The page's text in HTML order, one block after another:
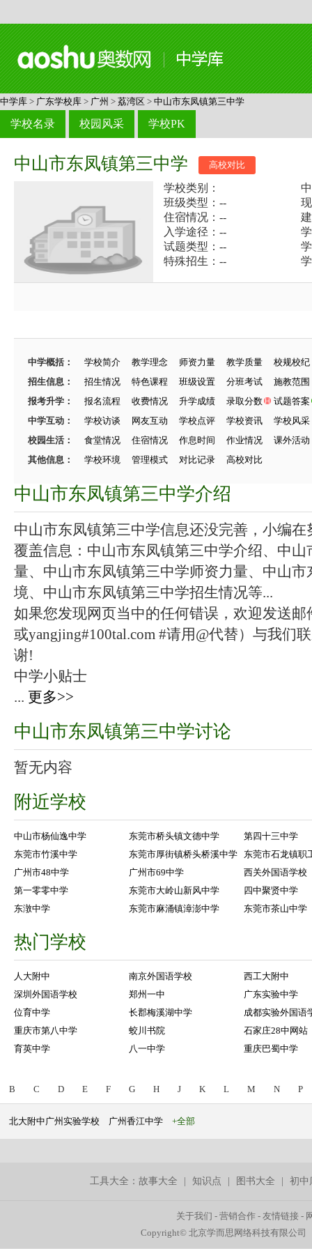
中学库 > 广东学校库 > 广州 > 荔湾区 > 中山市东凤镇第三中学
学校名录 校园风采 学校PK
中山市东凤镇第三中学 高校对比
学校类别：
班级类型：--
住宿情况：--
入学途径：--
试题类型：--
特殊招生：--
中学概括： 学校简介 教学理念 师资力量 教学质量
校规校纪
招生信息：
招生情况 特色课程 班级设置 分班考试
施教范围
报考升学：
报名流程 收费情况 升学成绩 录取分数
试题答案
中学互动：
学校访谈 网友互动 学校点评 学校资讯
学校风采
校园生活：
食堂情况 住宿情况 作息时间 作业情况
课外活动
其他信息：
学校环境 管理模式 对比记录 高校对比
中山市东凤镇第三中学介绍
中山市东凤镇第三中学信息还没完善，小编在
覆盖信息：中山市东凤镇第三中学介绍、中
量、中山市东凤镇第三中学师资力量、中山
境、中山市东凤镇第三中学招生情况等...
如果您发现网页当中的任何错误，欢迎发送邮
或yangjing#100tal.com #请用@代替）与我们
谢!
中学小贴士
... 更多>>
中山市东凤镇第三中学讨论
暂无内容
附近学校
中山市杨仙逸中学 东莞市桥头镇文德中学
第四十三中学
东莞市竹溪中学
东莞市厚街镇桥头桥溪中学
东莞市石龙镇职
广州市48中学
广州市69中学
西关外国语学校
第一零零中学
东莞市大岭山新风中学
四中聚贤中学
东潡中学
东莞市麻涌镇漳澎中学 东莞市茶山中学
热门学校
人大附中 南京外国语学校
西工大附中
深圳外国语学校
郑州一中
广东实验中学
位育中学
长郡梅溪湖中学
成都实验外国语
重庆市第八中学
蛟川书院
石家庄28中网站
育英中学
八一中学 重庆巴蜀中学
B C D E F G H J K L M N P
北大附中广州实验学校 广州香江中学 +全部
工具大全：故事大全 |知识点 图书大全 |初中
关于我们 -营销合作 -友情链接 -
Copyright© 北京学而思网络科技有限公司